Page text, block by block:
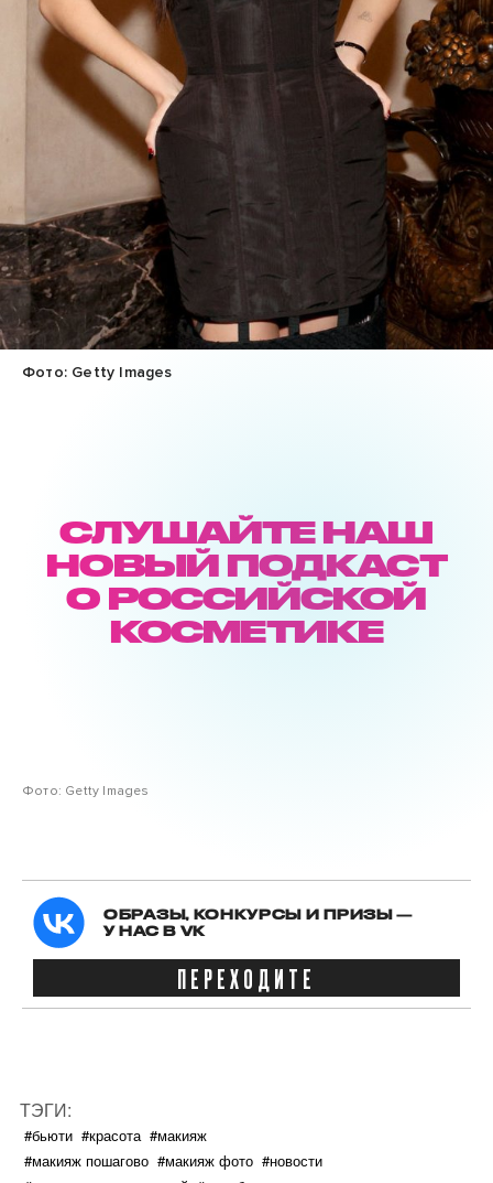
Фото: Getty Images
СЛУШАЙТЕ НАШ
НОВЫЙ ПОДКАСТ
О РОССИЙСКОЙ
КОСМЕТИКЕ
Фото: Getty Images
ОБРАЗЫ, КОНКУРСЫ И ПРИЗЫ —
У НАС В VK
ПЕРЕХОДИТЕ
ТЭГИ:
#бьюти #красота #макияж
#макияж пошагово #макияж фото #новости